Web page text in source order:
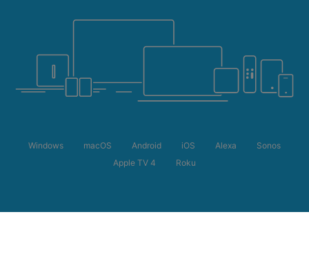
Windows macOS Android iOS Alexa
Sonos
Apple TV 4
Roku